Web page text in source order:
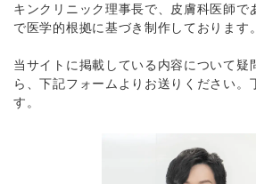
キンクリニック理事長で、皮膚科医師で
で医学的根拠に基づき制作しております。
当サイトに掲載している内容について疑
ら、下記フォームよりお送りください。
す。